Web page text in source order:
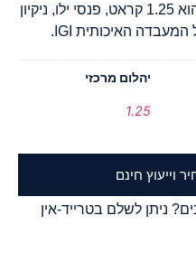
צהוב 18 קראט. היהלום המרכזי הוא 1.25 קראט, פנסי ילו, ניקיון
יהלום מרכזי
1.25
וייעוץ חינם
ניתן לשלם בטרייד-אין